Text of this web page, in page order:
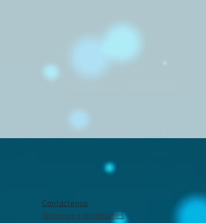
Contáctenos
Términos y condiciones